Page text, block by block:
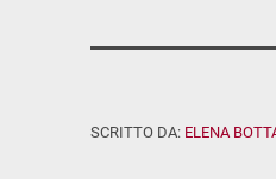
SCRITTO DA: ELENA